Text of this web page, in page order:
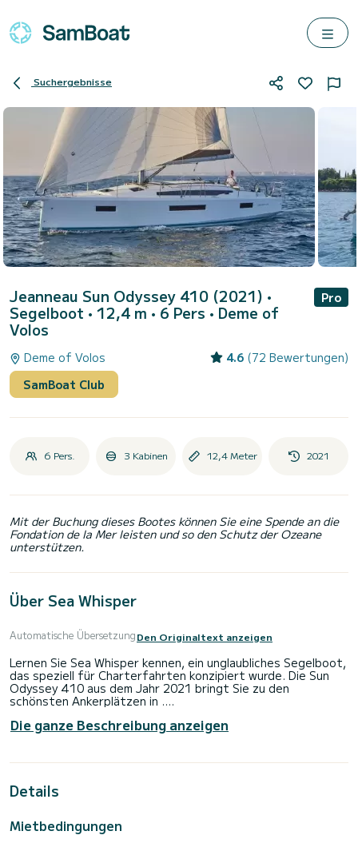
Suchergebnisse
Jeanneau Sun Odyssey 410 (2021) •
Segelboot • 12,4 m • 6 Pers • Deme of
Volos
Pro
Deme of Volos 4.6 (72 Bewertungen)
SamBoat Club
6 Pers. 3 Kabinen 12,4 Meter 2021
Mit der Buchung dieses Bootes können Sie eine Spende an die
Fondation de la Mer leisten und so den Schutz der Ozeane
unterstützen.
Über Sea Whisper
Automatische ÜbersetzungDen Originaltext anzeigen
Lernen Sie Sea Whisper kennen, ein unglaubliches Segelboot,
das speziell für Charterfahrten konzipiert wurde. Die Sun
Odyssey 410 aus dem Jahr 2021 bringt Sie zu den
schönsten Ankerplätzen in .
Das Segelboot ist 12 Meter lang und hat 40 PS. Die 3
Kabinen bieten Platz für 6 Passagiere während der Fahrt.
Für Ihren Komfort verfügt Sea Whisper über 2 Toiletten mit
Ausstattung: Autopilot, Außenbordmotor, Bugstrahlruder,
Die ganze Beschreibung anzeigen
Details
Mietbedingungen